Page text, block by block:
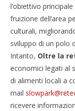
l’obiettivo principale
fruizione dell’area
culturali,
sviluppo di un polo
Intanto, Oltre la
economici legati al
di alimenti locali a
mail
ricevere